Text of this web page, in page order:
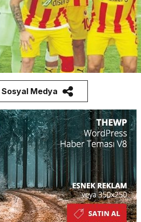
Sosyal Medya